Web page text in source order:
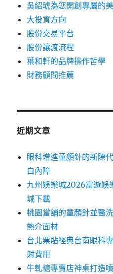
吳紹琥為您開創專屬的
大投資方向
股份交易平台
股份讓渡流程
葉和軒的品牌操作哲學
財務顧問推薦
近期文章
眼科增進童顏針的新陳
白內障
九州娛樂城2026富遊娛
城下載
桃園當舖的童顏針並醫
熱介面材
台北票貼經典台南眼科
射費用
牛軋糖專賣店神桌打造